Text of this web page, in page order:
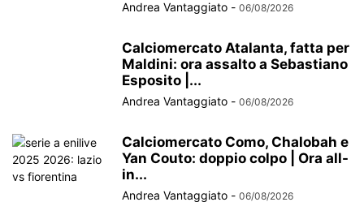
Andrea Vantaggiato - 06/08/2026
Calciomercato Atalanta, fatta per
Maldini: ora assalto a Sebastiano
Esposito |...
Andrea Vantaggiato - 06/08/2026
Calciomercato Como, Chalobah e
Yan Couto: doppio colpo | Ora all-
in...
Andrea Vantaggiato - 06/08/2026